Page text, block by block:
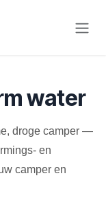
water
droge camper —
en
camper en